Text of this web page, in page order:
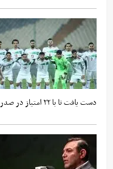
دست یافت تا با ۲۲ امتیاز در صدر جدول رده بندی گروه A قرار داشته باشد.